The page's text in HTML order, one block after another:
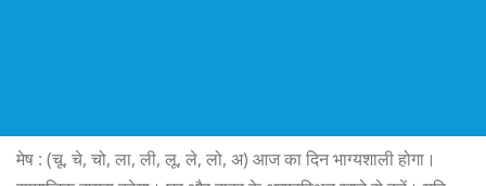
मेष : (चू, चे, चो, ला, ली, लू, ले, लो, अ) आज का दिन भाग्यशाली होगा।